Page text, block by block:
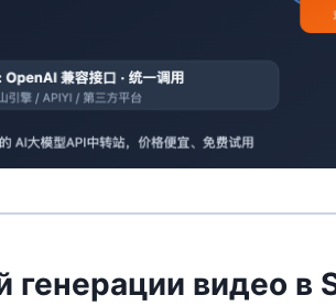
видео в